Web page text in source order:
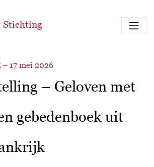
gaan
Stichting
– 17 mei 2026
– Geloven met
gebedenboek uit